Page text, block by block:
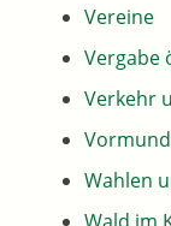
Vereine
Vergabe
Verkehr
Wahlen